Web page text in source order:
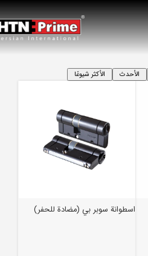
الأحدث الأكثر شيوعًا
اسطوانة سوبر بي (مضادة للحفر)